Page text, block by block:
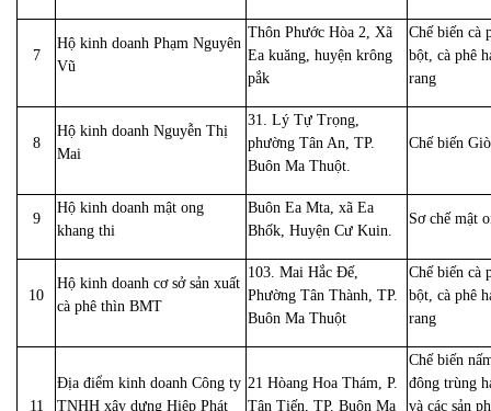
7
Hộ kinh doanh Phạm Nguyên
Vũ
Thôn Phước Hòa 2, Xã
Ea kuăng, huyện krông
pắk
Chế biến cà
bột, cà phê
rang
8
Hộ kinh doanh Nguyễn Thị
Mai
31. Lý Tự Trọng,
phường Tân An, TP.
Buôn Ma Thuột.
Chế biến
9
Hộ kinh doanh mật ong
khang thi
Buôn Ea Mta, xã Ea
Bhốk, Huyện Cư Kuin.
Sơ chế mật
10
Hộ kinh doanh cơ sở sản xuất
cà phê thìn BMT
103. Mai Hắc Đế,
Phường Tân Thành, TP.
Buôn Ma Thuột
Chế biến cà
bột, cà phê
rang
11
Địa điểm kinh doanh Công ty
TNHH xây dựng Hiệp Phát
21 Hòang Hoa Thám, P.
Tân Tiến, TP. Buôn Ma
Chế biến
đông trùng
và các sản